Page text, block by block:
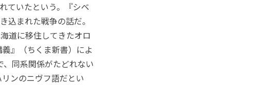
ていたという。『シベ
込まれた戦争の話だ。
道に移住してきたオロ
』（ちくま新書）によ
同系関係がたどれない
ンのニヴフ語だとい